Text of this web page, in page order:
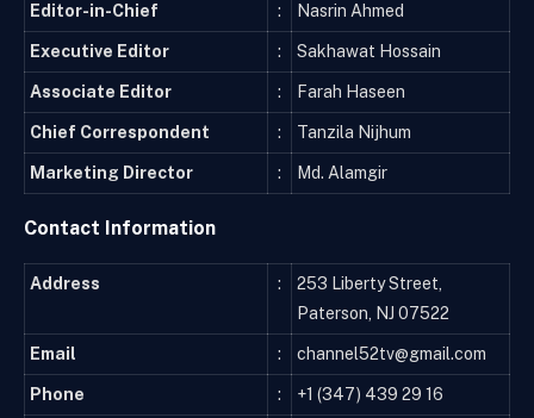
Editor-in-Chief : Nasrin Ahmed
Executive Editor : Sakhawat Hossain
Associate Editor : Farah Haseen
Chief Correspondent : Tanzila Nijhum
Marketing Director : Md. Alamgir
Contact Information
Address :
253 Liberty Street,
Paterson, NJ 07522
Email : channel52tv@gmail.com
Phone : +1 (347) 439 29 16